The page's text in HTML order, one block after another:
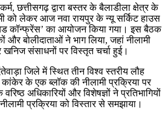
छत्तीसगढ़ द्वारा बस्तर के बैलाडीला क्षेत्र के
को लेकर आज नवा रायपुर के न्यू सर्किट हाउस
कॉन्फ्रेंस’ का आयोजन किया गया। इस बैठक
बोलीदाताओं ने भाग लिया, जहां नीलामी
संसाधनों पर विस्तृत चर्चा हुई।
जिले में स्थित तीन विश्व स्तरीय लौह
के एक ब्लॉक की नीलामी प्रक्रिया पर
अधिकारियों और विशेषज्ञों ने प्रतिभागियों
प्रक्रिया को विस्तार से समझाया।